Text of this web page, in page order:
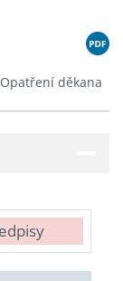
Opatření děkana